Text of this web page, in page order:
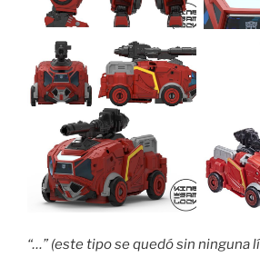
“…” (este tipo se quedó sin ninguna